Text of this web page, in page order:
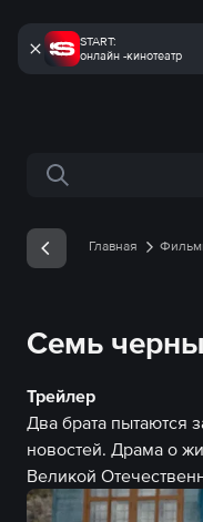
START:
онлайн -кинотеатр
Поиск по сайту
Главная
Семь
Трейлер
Два брата пытаются
новостей. Драма о
Великой